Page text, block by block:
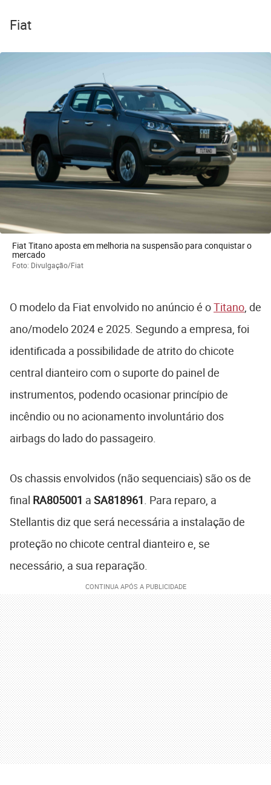
Fiat
Fiat Titano aposta em melhoria na suspensão para conquistar o
mercado
Foto: Divulgação/Fiat
O modelo da Fiat envolvido no anúncio é oTitano , de
ano/modelo 2024 e 2025. Segundo a empresa, foi
identificada a possibilidade de atrito do chicote
central dianteiro com o suporte do painel de
instrumentos, podendo ocasionar princípio de
incêndio ou no acionamento involuntário dos
airbags do lado do passageiro.
Os chassis envolvidos (não sequenciais) são os de
final RA805001 a SA818961 . Para reparo, a
Stellantis diz que será necessária a instalação de
proteção no chicote central dianteiro e, se
necessário, a sua reparação.